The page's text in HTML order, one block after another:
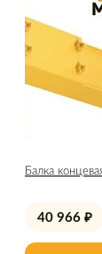
Балка
40 966 ₽